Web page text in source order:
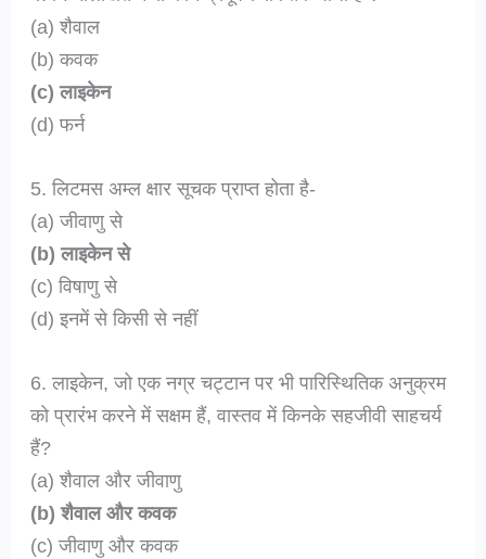
(a) शैवाल
(b) कवक
(c) लाइकेन
(d) फर्न
5. लिटमस अम्ल क्षार सूचक प्राप्त होता है-
(a) जीवाणु से
(b) लाइकेन से
(c) विषाणु से
(d) इनमें से किसी से नहीं
6. लाइकेन, जो एक नग्र चट्टान पर भी पारिस्थितिक अनुक्रम
को प्रारंभ करने में सक्षम हैं, वास्तव में किनके सहजीवी साहचर्य
हैं?
(a) शैवाल और जीवाणु
(b) शैवाल और कवक
(c) जीवाणु और कवक